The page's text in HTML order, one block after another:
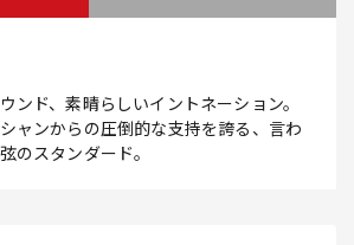
ンド、素晴らしいイントネーション。
ャンからの圧倒的な支持を誇る、言わ
のスタンダード。